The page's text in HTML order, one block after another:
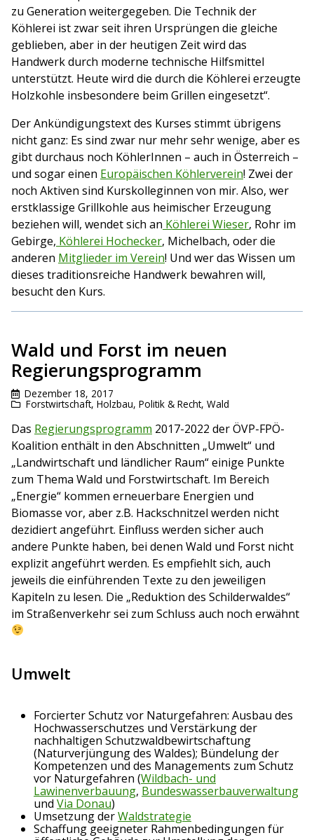
zu Generation weitergegeben. Die Technik der
Köhlerei ist zwar seit ihren Ursprüngen die gleiche
geblieben, aber in der heutigen Zeit wird das
Handwerk durch moderne technische Hilfsmittel
unterstützt. Heute wird die durch die Köhlerei erzeugte
Holzkohle insbesondere beim Grillen eingesetzt“.
Der Ankündigungstext des Kurses stimmt übrigens
nicht ganz: Es sind zwar nur mehr sehr wenige, aber es
gibt durchaus noch KöhlerInnen – auch in Österreich –
und sogar einen Europäischen Köhlerverein! Zwei der
noch Aktiven sind Kurskolleginnen von mir. Also, wer
erstklassige Grillkohle aus heimischer Erzeugung
beziehen will, wendet sich an Köhlerei Wieser, Rohr im
Gebirge, Köhlerei Hochecker, Michelbach, oder die
anderen Mitglieder im Verein! Und wer das Wissen um
dieses traditionsreiche Handwerk bewahren will,
besucht den Kurs.
Wald und Forst im neuen
Regierungsprogramm
Dezember 18, 2017
Forstwirtschaft, Holzbau, Politik & Recht, Wald
Das Regierungsprogramm 2017-2022 der ÖVP-FPÖ-
Koalition enthält in den Abschnitten „Umwelt“ und
„Landwirtschaft und ländlicher Raum“ einige Punkte
zum Thema Wald und Forstwirtschaft. Im Bereich
„Energie“ kommen erneuerbare Energien und
Biomasse vor, aber z.B. Hackschnitzel werden nicht
dezidiert angeführt. Einfluss werden sicher auch
andere Punkte haben, bei denen Wald und Forst nicht
explizit angeführt werden. Es empfiehlt sich, auch
jeweils die einführenden Texte zu den jeweiligen
Kapiteln zu lesen. Die „Reduktion des Schilderwaldes“
im Straßenverkehr sei zum Schluss auch noch erwähnt
Umwelt
Forcierter Schutz vor Naturgefahren: Ausbau des
Hochwasserschutzes und Verstärkung der
nachhaltigen Schutzwaldbewirtschaftung
(Naturverjüngung des Waldes); Bündelung der
Kompetenzen und des Managements zum Schutz
vor Naturgefahren (Wildbach- und
Lawinenverbauung, Bundeswasserbauverwaltung
und Via Donau)
Umsetzung derWaldstrategie
Schaffung geeigneter Rahmenbedingungen für